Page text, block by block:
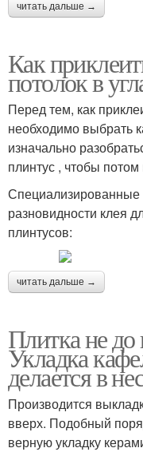
читать дальше →
Как
потолок в
Перед тем, как
необходимо выбрать
изначально
плинтус , чтобы
разновидности клея
плинтусов:
читать дальше →
Плитка не до
Укладка
делается в
Производится
вверх. Подобный
верную укладку